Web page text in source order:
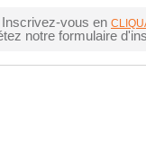
Inscrivez-vous en
notre formulaire